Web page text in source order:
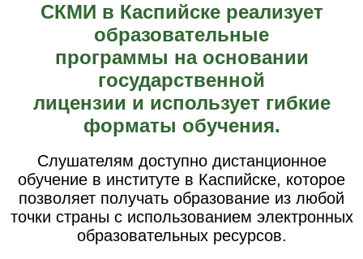
СКМИ в Каспийске реализует
образовательные
программы на основании
государственной
лицензии и использует гибкие
форматы обучения.
Слушателям доступно дистанционное
обучение в институте в Каспийске, которое
позволяет получать образование из любой
точки страны с использованием электронных
образовательных ресурсов.